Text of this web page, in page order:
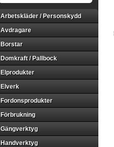
Arbetskläder / Personskydd
Avdragare
Borstar
Domkraft / Pallbock
Elprodukter
Elverk
Fordonsprodukter
Förbrukning
Gängverktyg
Handverktyg